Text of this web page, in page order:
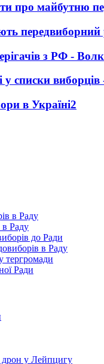
про майбутню
передвиборний
з РФ -
списки
в Україні2
в Раду
до Ради
в Раду
тергромади
Ради